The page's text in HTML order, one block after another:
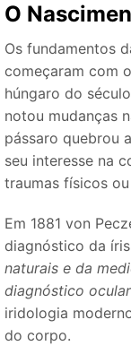
O
Os fundamentos
começaram com
húngaro do
notou mudanças
pássaro quebrou
seu interesse na
traumas físicos
Em 1881 von
diagnóstico da íris
naturais e da
diagnóstico ocular
iridologia
do corpo.